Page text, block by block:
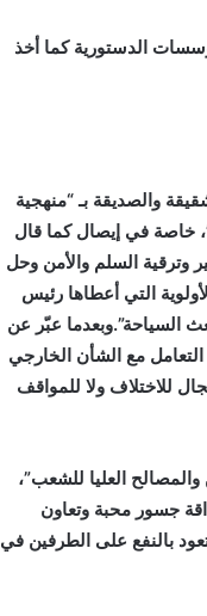
الدستورية كما أخذ
والصديقة بـ “منهجية
خاصة في إيصال كما قال
وترقية السلم والأمن وحل
التي أعطاها رئيس
السياحة”.وبعدما عبّر عن
التعامل مع الشأن الخارجي
للاختلاف ولا للمواقف
العليا للشعب”،
جسور محبة وتعاون
بالنفع على الطرفين في